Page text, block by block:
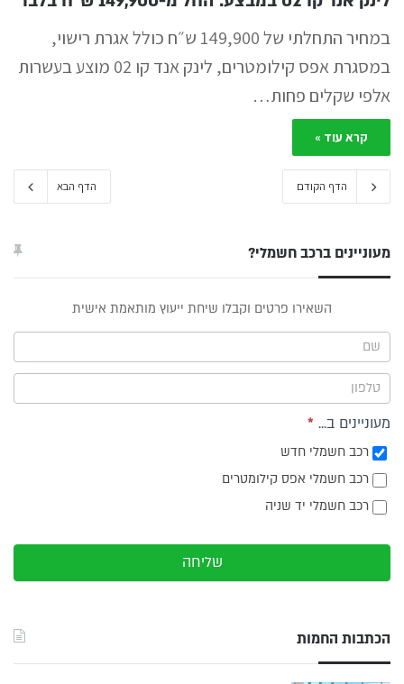
במחיר התחלתי של 149,900 ש״ח כולל אגרת רישוי,
במסגרת אפס קילומטרים, לינק אנד קו 02 מוצע בעשרות
אלפי שקלים פחות…
קרא עוד »
הדף הקודם הדף הבא
מעוניינים ברכב חשמלי?
תפריט
צד
השאירו פרטים וקבלו שיחת ייעוץ מותאמת אישית
מעוניינים ב... *
רכב חשמלי חדש
רכב חשמלי אפס קילומטרים
רכב חשמלי יד שניה
שליחה
הכתבות החמות